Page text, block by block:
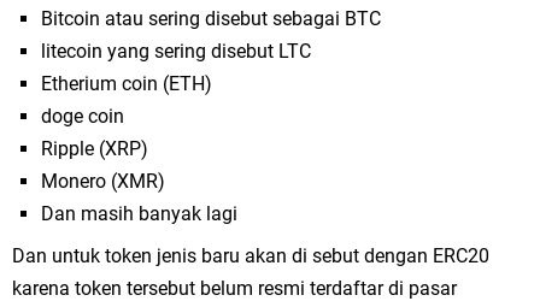
Bitcoin atau sering disebut sebagai BTC
litecoin yang sering disebut LTC
Etherium coin (ETH)
doge coin
Ripple (XRP)
Monero (XMR)
Dan masih banyak lagi
Dan untuk token jenis baru akan di sebut dengan ERC20
karena token tersebut belum resmi terdaftar di pasar